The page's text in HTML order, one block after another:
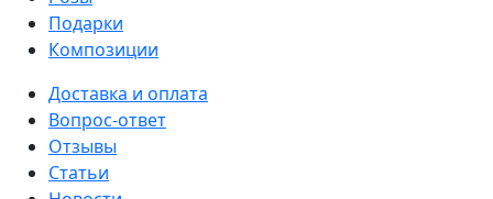
Подарки
Композиции
Доставка и оплата
Вопрос-ответ
Отзывы
Статьи